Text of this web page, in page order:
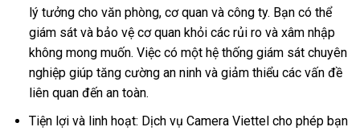
lý tưởng cho văn phòng, cơ quan và công ty. Bạn có thể
giám sát và bảo vệ cơ quan khỏi các rủi ro và xâm nhập
không mong muốn. Việc có một hệ thống giám sát chuyên
nghiệp giúp tăng cường an ninh và giảm thiểu các vấn đề
liên quan đến an toàn.
Tiện lợi và linh hoạt: Dịch vụ Camera Viettel cho phép bạn